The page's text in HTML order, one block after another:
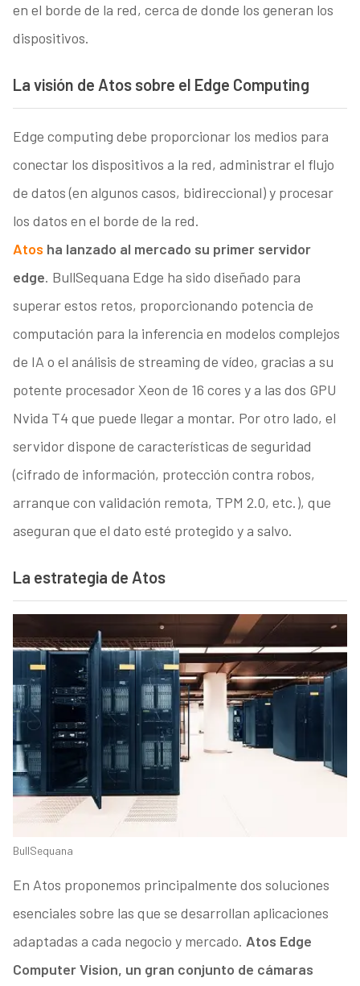
en el borde de la red, cerca de donde los generan los
dispositivos.
La visión de Atos sobre el Edge Computing
Edge computing debe proporcionar los medios para
conectar los dispositivos a la red, administrar el flujo
de datos (en algunos casos, bidireccional) y procesar
los datos en el borde de la red.
Atos ha lanzado al mercado su primer servidor
edge. BullSequana Edge ha sido diseñado para
superar estos retos, proporcionando potencia de
computación para la inferencia en modelos complejos
de IA o el análisis de streaming de vídeo, gracias a su
potente procesador Xeon de 16 cores y a las dos GPU
Nvida T4 que puede llegar a montar. Por otro lado, el
servidor dispone de características de seguridad
(cifrado de información, protección contra robos,
arranque con validación remota, TPM 2.0, etc.), que
aseguran que el dato esté protegido y a salvo.
La estrategia de Atos
BullSequana
En Atos proponemos principalmente dos soluciones
esenciales sobre las que se desarrollan aplicaciones
adaptadas a cada negocio y mercado. Atos Edge
Computer Vision, un gran conjunto de cámaras